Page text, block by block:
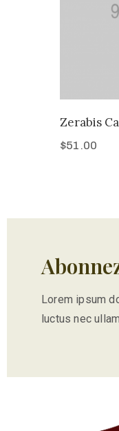
Zerabis
$51.00
Lorem ipsum
luctus nec